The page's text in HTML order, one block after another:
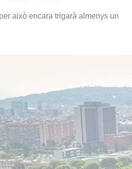
això encara trigarà almenys un